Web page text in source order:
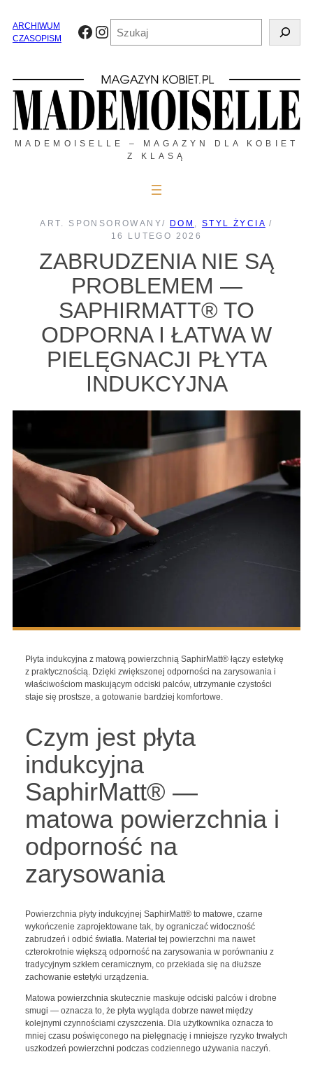
treściARCHIWUM
CZASOPISM
Facebook
Instagram
MADEMOISELLE – MAGAZYN DLA KOBIET
Z KLASĄ
ART. SPONSOROWANY/ DOM , STYL ŻYCIA /
16 LUTEGO 2026
ZABRUDZENIA NIE SĄ
PROBLEMEM —
SAPHIRMATT® TO
ODPORNA I ŁATWA W
PIELĘGNACJI PŁYTA
INDUKCYJNA
Płyta indukcyjna z matową powierzchnią SaphirMatt® łączy estetykę
z praktycznością. Dzięki zwiększonej odporności na zarysowania i
właściwościom maskującym odciski palców, utrzymanie czystości
staje się prostsze, a gotowanie bardziej komfortowe.
Czym jest płyta
indukcyjna
SaphirMatt® —
matowa powierzchnia i
odporność na
zarysowania
Powierzchnia płyty indukcyjnej SaphirMatt® to matowe, czarne
wykończenie zaprojektowane tak, by ograniczać widoczność
zabrudzeń i odbić światła. Materiał tej powierzchni ma nawet
czterokrotnie większą odporność na zarysowania w porównaniu z
tradycyjnym szkłem ceramicznym, co przekłada się na dłuższe
zachowanie estetyki urządzenia.
Matowa powierzchnia skutecznie maskuje odciski palców i drobne
smugi — oznacza to, że płyta wygląda dobrze nawet między
kolejnymi czynnościami czyszczenia. Dla użytkownika oznacza to
mniej czasu poświęconego na pielęgnację i mniejsze ryzyko trwałych
uszkodzeń powierzchni podczas codziennego używania naczyń.